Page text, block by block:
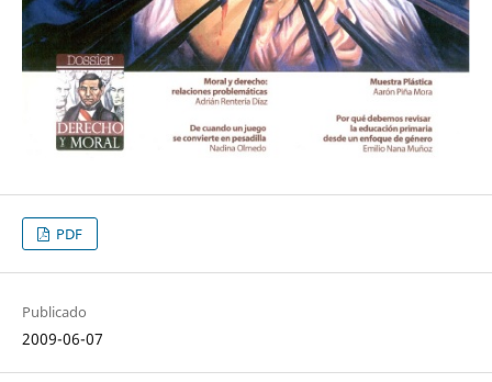
PDF
Publicado
2009-06-07